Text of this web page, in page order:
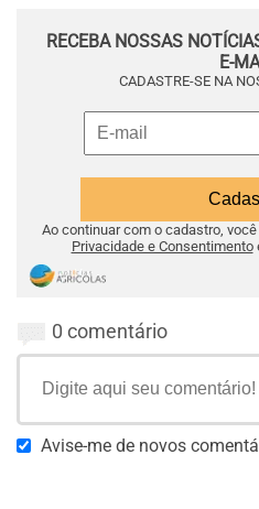
RECEBA NOSSAS
E-
CADASTRE-SE NA
Ao continuar com o cadastro,
Privacidade e Consentimento
0 comentário
Avise-me de novos